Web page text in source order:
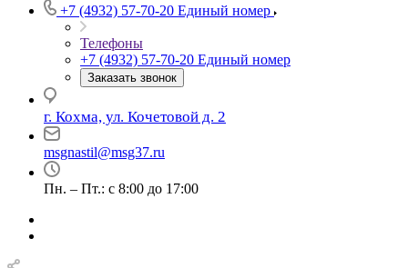
+7 (4932) 57-70-20 Единый номер
Телефоны
+7 (4932) 57-70-20 Единый номер
Заказать звонок
г. Кохма, ул. Кочетовой д. 2
msgnastil@msg37.ru
Пн. – Пт.: с 8:00 до 17:00